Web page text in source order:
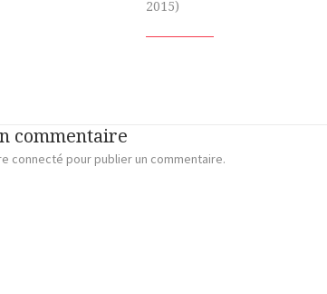
2015)
commentaire
connecté pour publier un commentaire.